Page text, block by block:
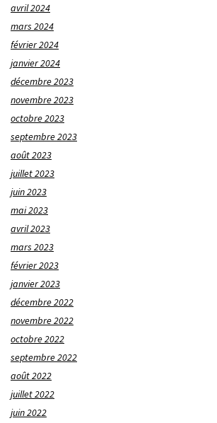
avril 2024
mars 2024
février 2024
janvier 2024
décembre 2023
novembre 2023
octobre 2023
septembre 2023
août 2023
juillet 2023
juin 2023
mai 2023
avril 2023
mars 2023
février 2023
janvier 2023
décembre 2022
novembre 2022
octobre 2022
septembre 2022
août 2022
juillet 2022
juin 2022